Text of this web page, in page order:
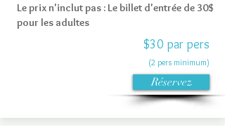
Le prix n'inclut pas : Le billet d'entrée de 30$
pour les adultes
$30 par pers
(2 pers minimum)
Réservez